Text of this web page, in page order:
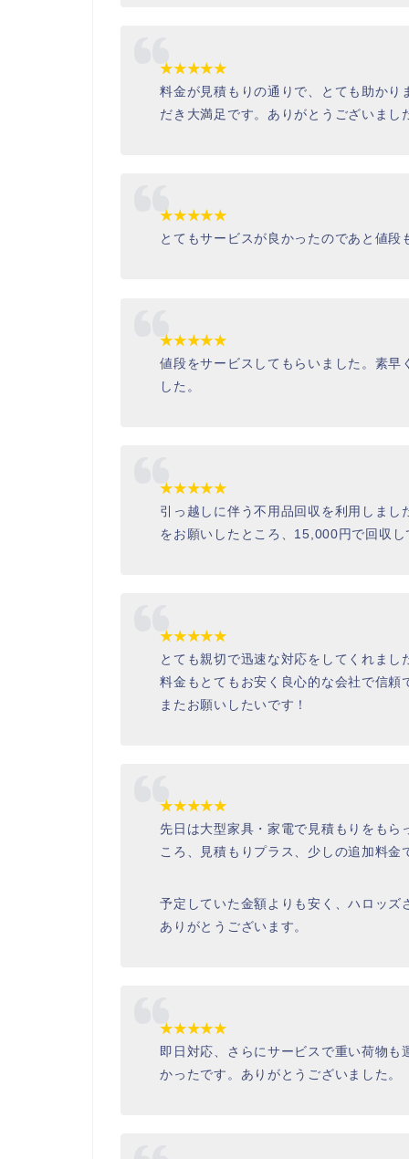
★★★★★
料金が見積もりの通りで、とても助か
だき大満足です。ありがとうございまし
★★★★★
とてもサービスが良かったのであと値
★★★★★
値段をサービスしてもらいました。素
した。
★★★★★
引っ越しに伴う不用品回収を利用しま
をお願いしたところ、15,000円で回収
★★★★★
とても親切で迅速な対応をしてくれまし
料金もとてもお安く良心的な会社で信頼
またお願いしたいです！
★★★★★
先日は大型家具・家電で見積もりをも
ころ、見積もりプラス、少しの追加料
予定していた金額よりも安く、ハロッズ
ありがとうございます。
★★★★★
即日対応、さらにサービスで重い荷物
かったです。ありがとうございました。